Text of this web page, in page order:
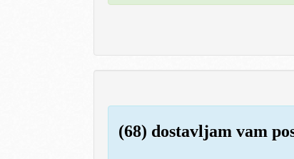
(68) dostavljam vam